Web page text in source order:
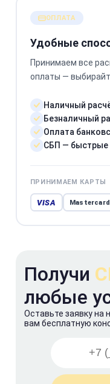
ОПЛАТА
Удобные
Принимаем все
оплаты —
Наличный
Безналичный
Оплата
СБП — быстрые
ПРИНИМАЕМ КАРТЫ
VISA Mastercard
Получи
любые
Оставьте заявку
вам бесплатную